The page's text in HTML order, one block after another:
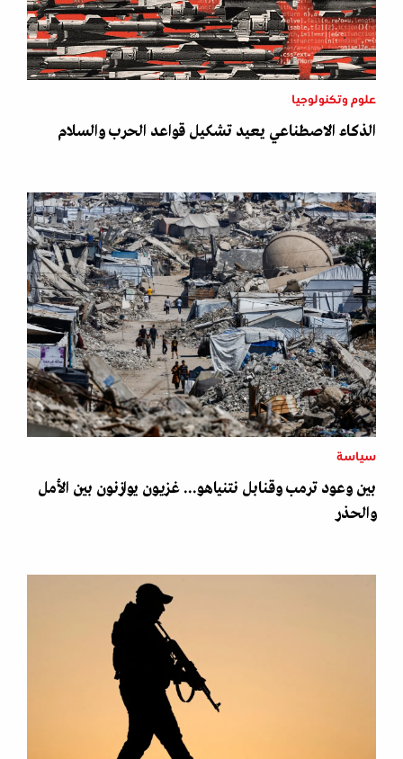
علوم وتكنولوجيا
الذكاء الاصطناعي يعيد تشكيل قواعد الحرب والسلام
سياسة
بين وعود ترمب وقنابل نتنياهو... غزيون يوازنون بين الأمل
والحذر